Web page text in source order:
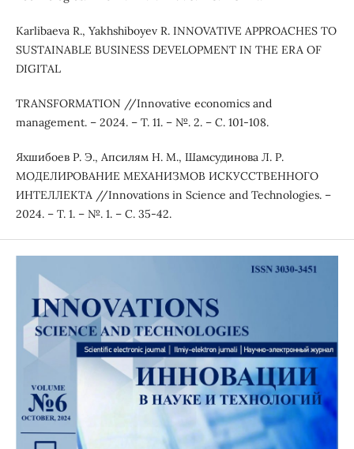
Karlibaeva R., Yakhshiboyev R. INNOVATIVE APPROACHES TO
SUSTAINABLE BUSINESS DEVELOPMENT IN THE ERA OF
DIGITAL
TRANSFORMATION //Innovative economics and
management. – 2024. – Т. 11. – №. 2. – С. 101-108.
Яхшибоев Р. Э., Апсилям Н. М., Шамсудинова Л. Р.
МОДЕЛИРОВАНИЕ МЕХАНИЗМОВ ИСКУССТВЕННОГО
ИНТЕЛЛЕКТА //Innovations in Science and Technologies. –
2024. – Т. 1. – №. 1. – С. 35-42.